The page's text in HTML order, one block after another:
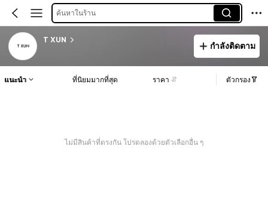
ค้นหาในร้าน
T XUN
กำลังติดตาม
แนะนำ ที่นิยมมากที่สุด ราคา ตัวกรอง
ไม่มีสินค้าที่ตรงกัน โปรดลองด้วยตัวเลือกอื่น ๆ